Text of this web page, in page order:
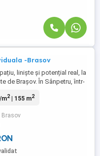
-Brasov
liniște și potențial real, la
de Brașov. În Sânpetru, într-
baza perfectă pentru cei
fără compromisuri și fără
construcții de la zero. Casa
m2| 155 m2
Brasov